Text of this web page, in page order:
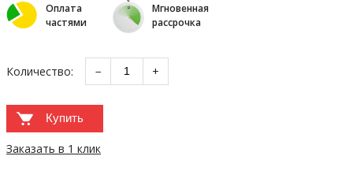
Оплата
частями
Мгновенная
рассрочка
Количество: − +
Купить
Заказать в 1 клик